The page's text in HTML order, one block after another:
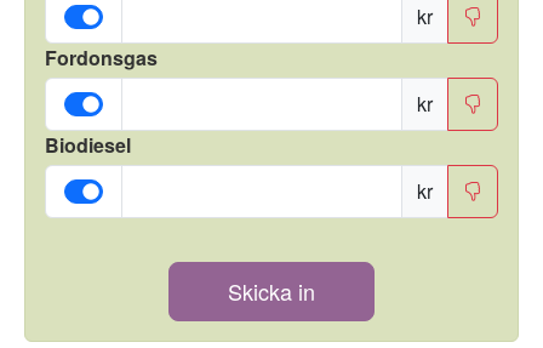
kr
Fordonsgas
kr
Biodiesel
kr
Skicka in